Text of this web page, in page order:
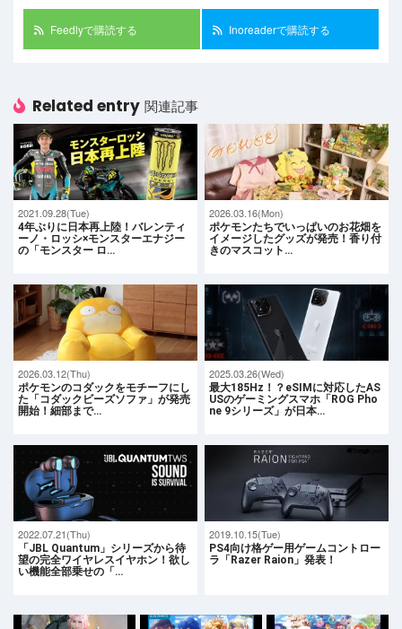
Feedlyで購読する Inoreaderで購読する
Related entry 関連記事
2021.09.28(Tue)
4年ぶりに日本再上陸！バレンティ
ーノ・ロッシ×モンスターエナジー
の「モンスター ロ…
2026.03.16(Mon)
ポケモンたちでいっぱいのお花畑を
イメージしたグッズが発売！香り付
きのマスコット…
2026.03.12(Thu)
ポケモンのコダックをモチーフにし
た「コダックビーズソファ」が発売
開始！細部まで…
2025.03.26(Wed)
最大185Hz！？eSIMに対応したAS
USのゲーミングスマホ「ROG Pho
ne 9シリーズ」が日本…
2022.07.21(Thu)
「JBL Quantum」シリーズから待
望の完全ワイヤレスイヤホン！欲し
い機能全部乗せの「…
2019.10.15(Tue)
PS4向け格ゲー用ゲームコントロー
ラ「Razer Raion」発表！